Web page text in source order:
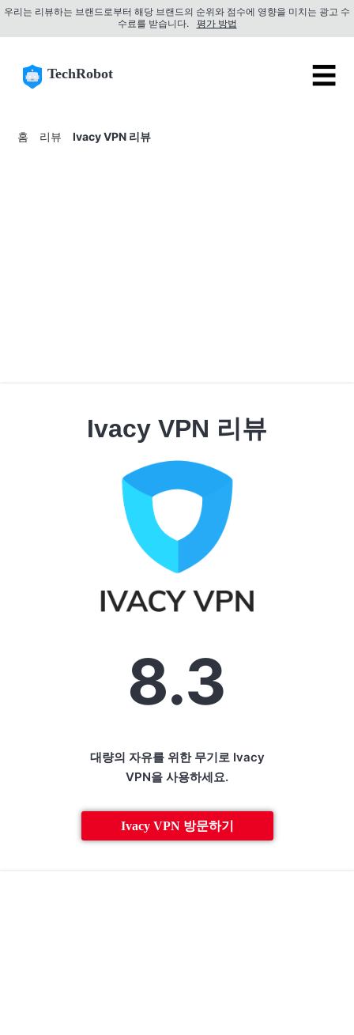
우리는 리뷰하는 브랜드로부터 해당 브랜드의 순위와 점수에 영향을 미치는 광고 수
수료를 받습니다.
평가 방법
TechRobot ☰
홈 리뷰 Ivacy VPN 리뷰
Ivacy VPN 리뷰
8.3
대량의 자유를 위한 무기로 Ivacy
VPN을 사용하세요.
Ivacy VPN 방문하기